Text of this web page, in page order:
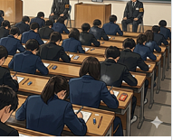
置
法律学専攻）修士課程
科（中国語学専攻・言
校法人京都産業大学が